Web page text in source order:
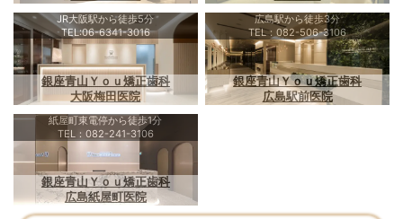
JR大阪駅から徒歩5分
TEL:06-6341-3016
銀座青山Ｙｏｕ矯正歯科
大阪梅田医院
広島駅から徒歩3分
TEL：082-506-3106
銀座青山Ｙｏｕ矯正歯科
広島駅前医院
紙屋町東電停から徒歩1分
TEL：082-241-3106
銀座青山Ｙｏｕ矯正歯科
広島紙屋町医院